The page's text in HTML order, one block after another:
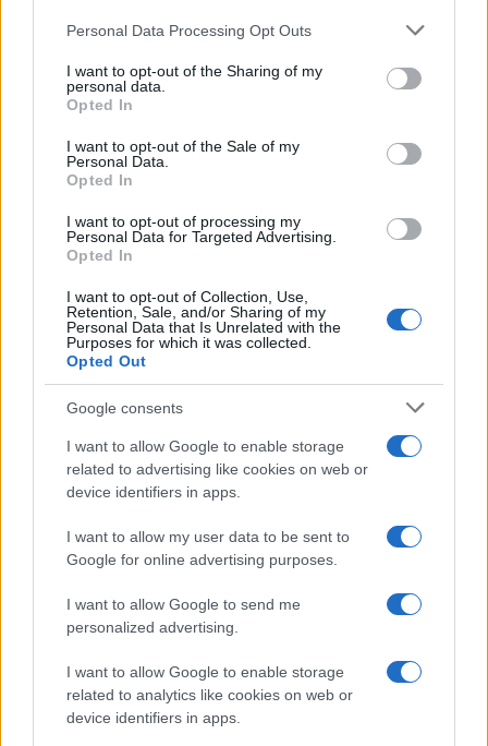
Please note that this website/app uses one or more Google
not limited to your visit or usage behaviour. You may click to
grant or deny consent to Google and its third-party tags to
use your data for below specified purposes in below Google
consent section.
Personal Data Processing Opt Outs
I want to opt-out of the Sharing of my
personal data.
Opted In
I want to opt-out of the Sale of my
Personal Data.
Opted In
I want to opt-out of processing my
Personal Data for Targeted Advertising.
Opted In
I want to opt-out of Collection, Use,
Retention, Sale, and/or Sharing of my
Personal Data that Is Unrelated with the
Purposes for which it was collected.
Opted Out
Google consents
I want to allow Google to enable storage
related to advertising like cookies on web or
device identifiers in apps.
I want to allow my user data to be sent to
Google for online advertising purposes.
I want to allow Google to send me
personalized advertising.
I want to allow Google to enable storage
related to analytics like cookies on web or
device identifiers in apps.
Η ΣΤΗΛΗ ΜΑΣ
της Ζωής μας
το ελληνικό καλοκαίρι και ένας
πολιτισμός που μας ενώνει κάθε μέρα.
ΟΣΑ ΧΡΕΙΑΖΕΣΑΙ
ΓΙΑ ΤΟ ΚΑΛΟΚΑΙΡΙ ΣΟΥ →